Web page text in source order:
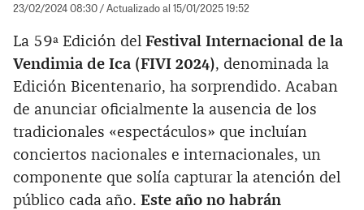
23/02/2024 08:30/ Actualizado al 15/01/2025 19:52
La 59ª Edición del Festival Internacional de la
Vendimia de Ica (FIVI 2024), denominada la
Edición Bicentenario, ha sorprendido. Acaban
de anunciar oficialmente la ausencia de los
tradicionales «espectáculos» que incluían
conciertos nacionales e internacionales, un
componente que solía capturar la atención del
público cada año. Este año no habrán